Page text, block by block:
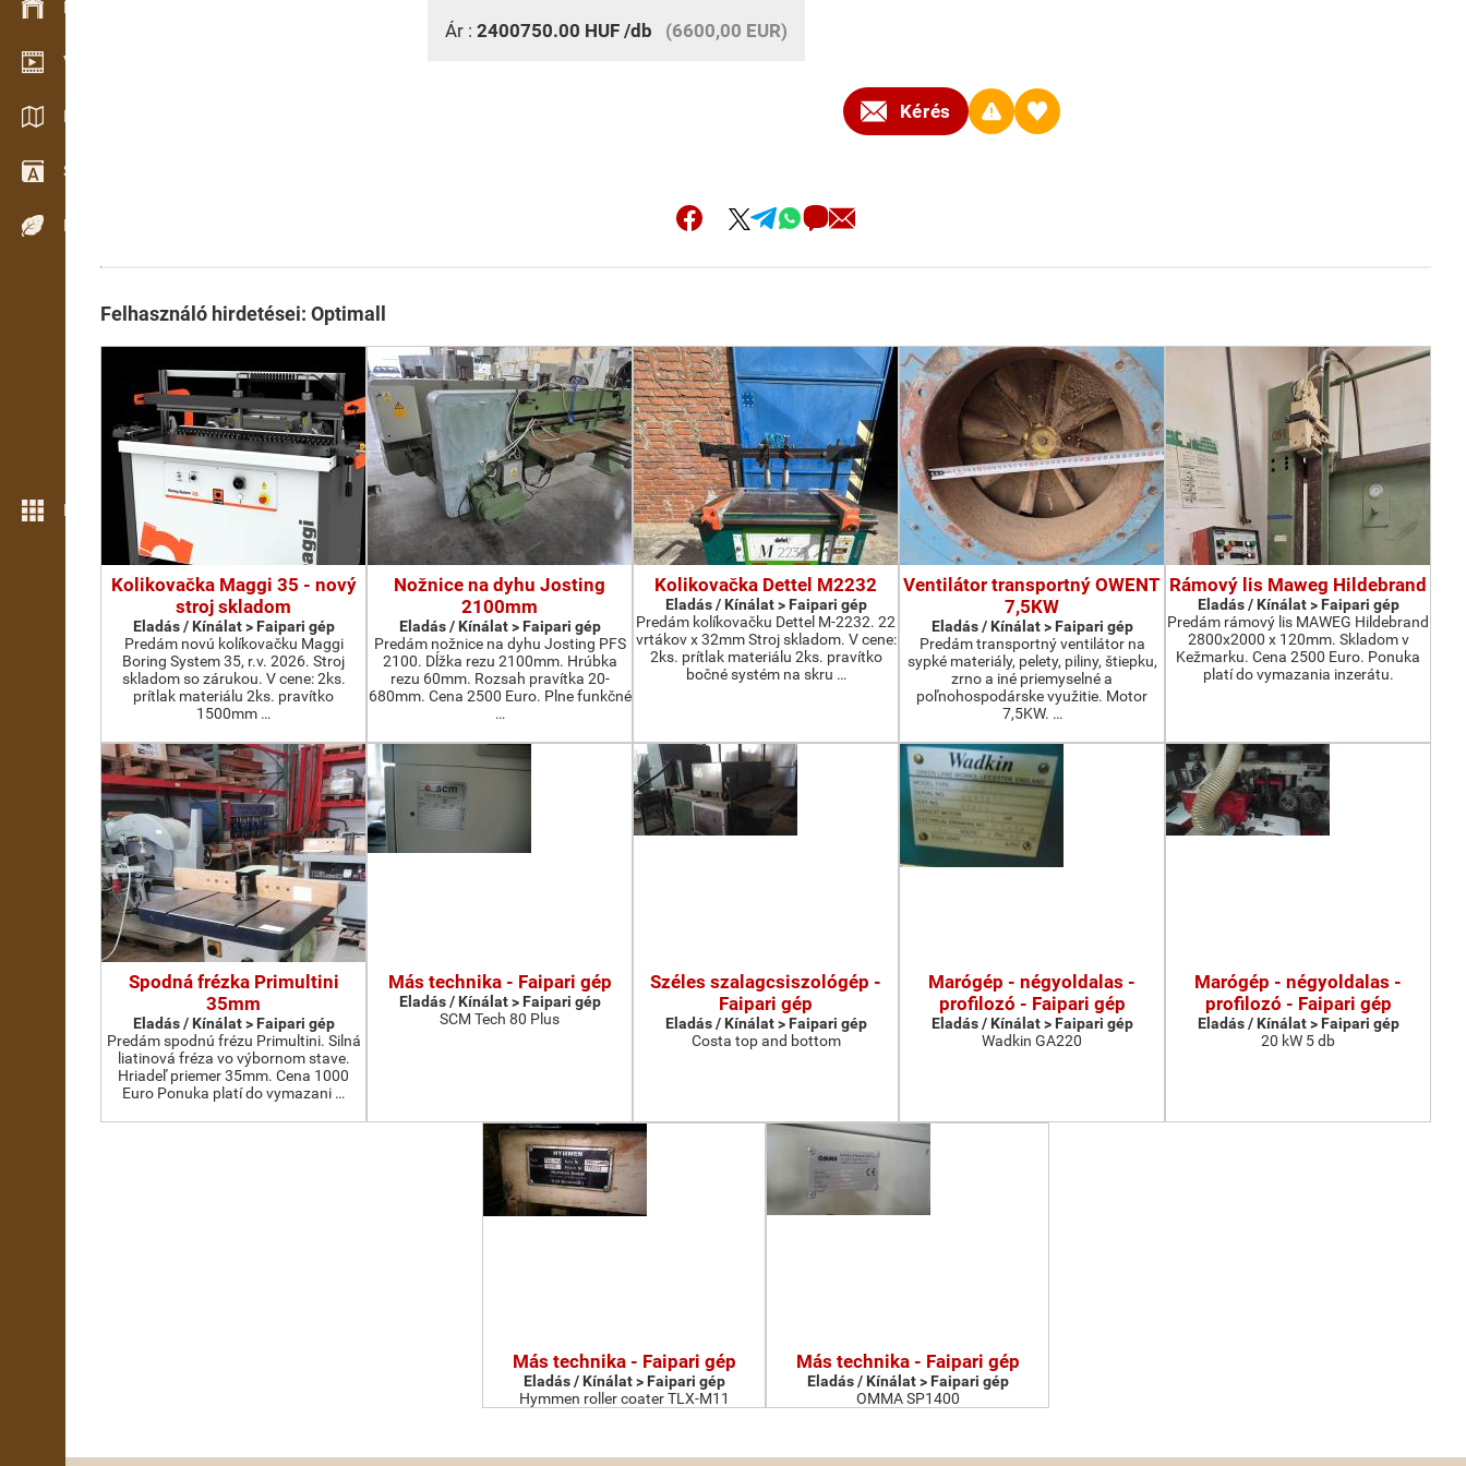
Készlet kezelés
Video bemutatóterem
Katalógusok / Prospektusok
Szótár
Fafajok
Még több funkció
Ár : 2400750.00 HUF /db (6600,00 EUR)
Kérés
Felhasználó hirdetései: Optimall
Kolikovačka Maggi 35 - nový
stroj skladom
Eladás / Kínálat > Faipari gép
Predám novú kolíkovačku Maggi
Boring System 35, r.v. 2026. Stroj
skladom so zárukou. V cene: 2ks.
prítlak materiálu 2ks. pravítko
1500mm …
Nožnice na dyhu Josting
2100mm
Eladás / Kínálat > Faipari gép
Predám nožnice na dyhu Josting PFS
2100. Dĺžka rezu 2100mm. Hrúbka
rezu 60mm. Rozsah pravítka 20-
680mm. Cena 2500 Euro. Plne funkčné
…
Kolikovačka Dettel M2232
Eladás / Kínálat > Faipari gép
Predám kolíkovačku Dettel M-2232. 22
vrtákov x 32mm Stroj skladom. V cene:
2ks. prítlak materiálu 2ks. pravítko
bočné systém na skru …
Ventilátor transportný OWENT
7,5KW
Eladás / Kínálat > Faipari gép
Predám transportný ventilátor na
sypké materiály, pelety, piliny, štiepku,
zrno a iné priemyselné a
poľnohospodárske využitie. Motor
7,5KW. …
Rámový lis Maweg Hildebrand
Eladás / Kínálat > Faipari gép
Predám rámový lis MAWEG Hildebrand
2800x2000 x 120mm. Skladom v
Kežmarku. Cena 2500 Euro. Ponuka
platí do vymazania inzerátu.
Spodná frézka Primultini
35mm
Eladás / Kínálat > Faipari gép
Predám spodnú frézu Primultini. Silná
liatinová fréza vo výbornom stave.
Hriadeľ priemer 35mm. Cena 1000
Euro Ponuka platí do vymazani …
Más technika - Faipari gép
Eladás / Kínálat > Faipari gép
SCM Tech 80 Plus
Széles szalagcsiszológép -
Faipari gép
Eladás / Kínálat > Faipari gép
Costa top and bottom
Marógép - négyoldalas -
profilozó - Faipari gép
Eladás / Kínálat > Faipari gép
Wadkin GA220
Marógép - négyoldalas -
profilozó - Faipari gép
Eladás / Kínálat > Faipari gép
20 kW 5 db
Más technika - Faipari gép
Eladás / Kínálat > Faipari gép
Hymmen roller coater TLX-M11
Más technika - Faipari gép
Eladás / Kínálat > Faipari gép
OMMA SP1400